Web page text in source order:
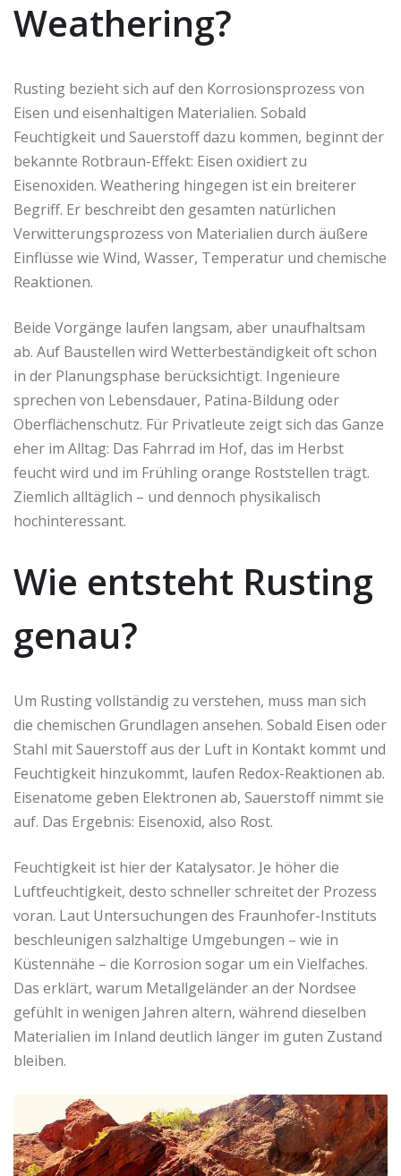
Weathering?
Rusting bezieht sich auf den Korrosionsprozess von
Eisen und eisenhaltigen Materialien. Sobald
Feuchtigkeit und Sauerstoff dazu kommen, beginnt der
bekannte Rotbraun-Effekt: Eisen oxidiert zu
Eisenoxiden. Weathering hingegen ist ein breiterer
Begriff. Er beschreibt den gesamten natürlichen
Verwitterungsprozess von Materialien durch äußere
Einflüsse wie Wind, Wasser, Temperatur und chemische
Reaktionen.
Beide Vorgänge laufen langsam, aber unaufhaltsam
ab. Auf Baustellen wird Wetter­beständigkeit oft schon
in der Planungsphase berücksichtigt. Ingenieure
sprechen von Lebensdauer, Patina-Bildung oder
Oberflächenschutz. Für Privatleute zeigt sich das Ganze
eher im Alltag: Das Fahrrad im Hof, das im Herbst
feucht wird und im Frühling orange Roststellen trägt.
Ziemlich alltäglich – und dennoch physikalisch
hochinteressant.
Wie entsteht Rusting
genau?
Um Rusting vollständig zu verstehen, muss man sich
die chemischen Grundlagen ansehen. Sobald Eisen oder
Stahl mit Sauerstoff aus der Luft in Kontakt kommt und
Feuchtigkeit hinzukommt, laufen Redox-Reaktionen ab.
Eisenatome geben Elektronen ab, Sauerstoff nimmt sie
auf. Das Ergebnis: Eisenoxid, also Rost.
Feuchtigkeit ist hier der Katalysator. Je höher die
Luftfeuchtigkeit, desto schneller schreitet der Prozess
voran. Laut Untersuchungen des Fraunhofer-Instituts
beschleunigen salzhaltige Umgebungen – wie in
Küstennähe – die Korrosion sogar um ein Vielfaches.
Das erklärt, warum Metallgeländer an der Nordsee
gefühlt in wenigen Jahren altern, während dieselben
Materialien im Inland deutlich länger im guten Zustand
bleiben.